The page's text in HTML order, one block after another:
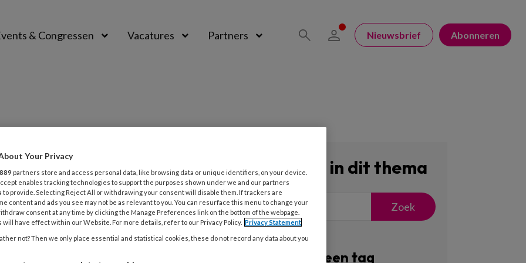
& Congressen Vacatures Partners Nieuwsbrief Abonneren
2024 ACHTERGROND KWALITEIT OPVANG
onze best gelezen artikelen van
zit er (bijna!) op. Het was een jaar waarin veel
in kinderopvangland en waarin veel ter discussie
Zoeken in dit thema
Zoek
Filter op een tag
Your Privacy
889 partners store and access personal data, like browsing data or unique identifiers, on your device.
enables tracking technologies to support the purposes shown under we and our partners
to provide. Selecting Reject All or withdrawing your consent will disable them. If trackers are
content and ads you see may not be as relevant to you. You can resurface this menu to change your
consent at any time by clicking the Manage Preferences link on the bottom of the webpage.
will have effect within our Website. For more details, refer to our Privacy Policy. Privacy Statement
not? Then we only place essential and statistical cookies, these do not record any data about you